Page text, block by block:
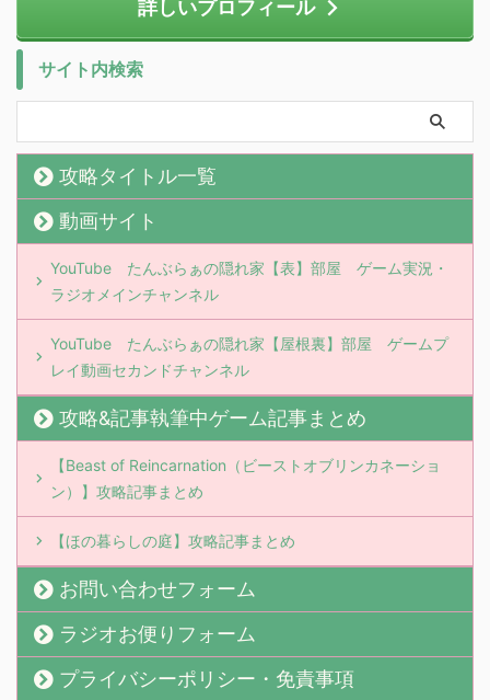
詳しいプロフィール
サイト内検索
攻略タイトル一覧
動画サイト
YouTube たんぶらぁの隠れ家【表】部屋 ゲーム実況・
ラジオメインチャンネル
YouTube たんぶらぁの隠れ家【屋根裏】部屋 ゲームプ
レイ動画セカンドチャンネル
攻略&記事執筆中ゲーム記事まとめ
【Beast of Reincarnation（ビーストオブリンカネーショ
ン）】攻略記事まとめ
【ほの暮らしの庭】攻略記事まとめ
お問い合わせフォーム
ラジオお便りフォーム
プライバシーポリシー・免責事項